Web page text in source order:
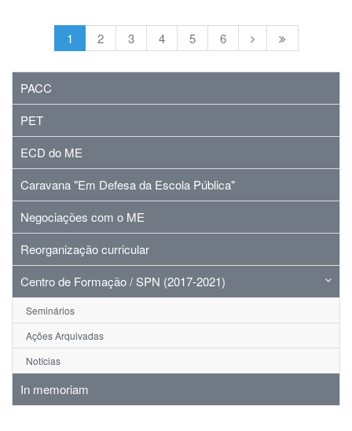
1 2 3 4 5 6
PACC
PET
ECD do ME
Caravana "Em Defesa da Escola Pública"
Negociações com o ME
Reorganização curricular
Centro de Formação / SPN (2017-2021)
Seminários
Ações Arquivadas
Notícias
In memoriam